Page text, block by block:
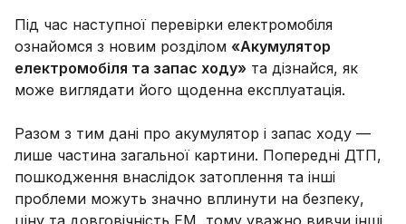
Під час наступної перевірки електромобіля
ознайомся з новим розділом «Акумулятор
електромобіля та запас ходу» та дізнайся, як
може виглядати його щоденна експлуатація.
Разом з тим дані про акумулятор і запас ходу —
лише частина загальної картини. Попередні ДТП,
пошкодження внаслідок затоплення та інші
проблеми можуть значно вплинути на безпеку,